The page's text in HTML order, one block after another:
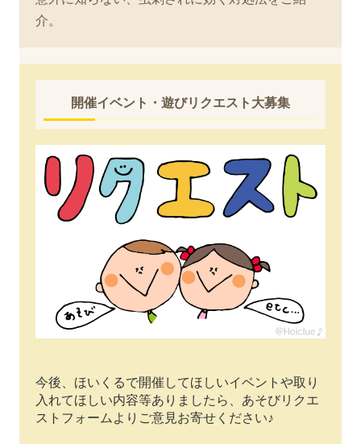
介。
開催イベント・遊びリクエスト大募集
今後、ほいくるで開催してほしいイベントや取り
入れてほしい内容等ありましたら、あそびリクエ
ストフォームよりご意見お寄せください♪